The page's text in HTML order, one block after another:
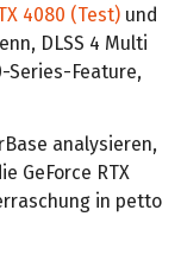
4080 (Test) und
DLSS 4 Multi
Series-Feature,
analysieren,
GeForce RTX
in petto